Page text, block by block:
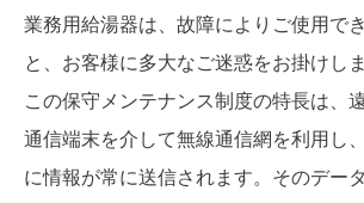
業務用給湯器は、故障によりご使用で
と、お客様に多大なご迷惑をお掛けしま
この保守メンテナンス制度の特長は、
通信端末を介して無線通信網を利用し
に情報が常に送信されます。そのデー